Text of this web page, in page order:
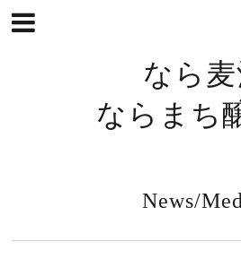
なら
ならまち
News/